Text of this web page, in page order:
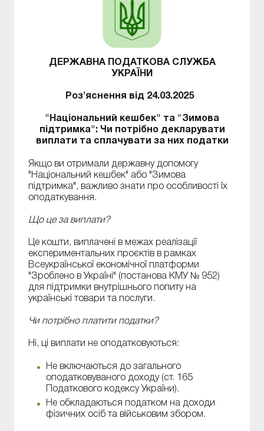
ДЕРЖАВНА ПОДАТКОВА СЛУЖБА
УКРАЇНИ
Роз'яснення від 24.03.2025
"Національний кешбек" та "Зимова
підтримка": Чи потрібно декларувати
виплати та сплачувати за них податки
Якщо ви отримали державну допомогу
"Національний кешбек" або "Зимова
підтримка", важливо знати про особливості їх
оподаткування.
Що це за виплати?
Це кошти, виплачені в межах реалізації
експериментальних проєктів в рамках
Всеукраїнської економічної платформи
"Зроблено в Україні" (постанова КМУ № 952)
для підтримки внутрішнього попиту на
українські товари та послуги.
Чи потрібно платити податки?
Ні, ці виплати не оподатковуються:
Не включаються до загального
оподатковуваного доходу (ст. 165
Податкового кодексу України).
Не обкладаються податком на доходи
фізичних осіб та військовим збором.